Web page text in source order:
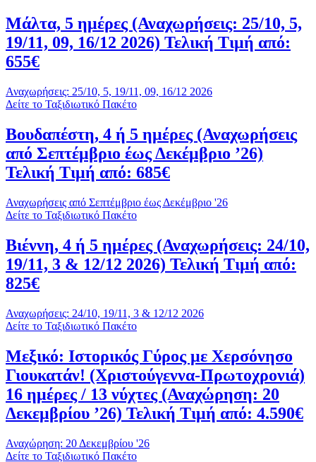
Μάλτα, 5 ημέρες (Αναχωρήσεις: 25/10, 5,
19/11, 09, 16/12 2026) Τελική Τιμή από:
655€
Αναχωρήσεις: 25/10, 5, 19/11, 09, 16/12 2026
Δείτε το Ταξιδιωτικό Πακέτο
Βουδαπέστη, 4 ή 5 ημέρες (Αναχωρήσεις
από Σεπτέμβριο έως Δεκέμβριο ’26)
Τελική Τιμή από: 685€
Αναχωρήσεις από Σεπτέμβριο έως Δεκέμβριο '26
Δείτε το Ταξιδιωτικό Πακέτο
Βιέννη, 4 ή 5 ημέρες (Αναχωρήσεις: 24/10,
19/11, 3 & 12/12 2026) Τελική Τιμή από:
825€
Αναχωρήσεις: 24/10, 19/11, 3 & 12/12 2026
Δείτε το Ταξιδιωτικό Πακέτο
Μεξικό: Ιστορικός Γύρος με Χερσόνησο
Γιουκατάν! (Χριστούγεννα-Πρωτοχρονιά)
16 ημέρες / 13 νύχτες (Αναχώρηση: 20
Δεκεμβρίου ’26) Τελική Τιμή από: 4.590€
Αναχώρηση: 20 Δεκεμβρίου '26
Δείτε το Ταξιδιωτικό Πακέτο